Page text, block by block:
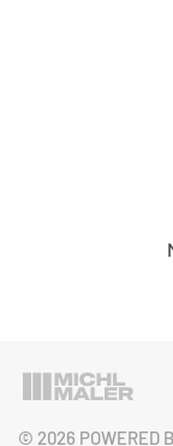
© 2026 POWERED